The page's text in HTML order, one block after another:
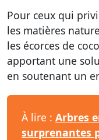
Pour ceux qui
les matières
les écorces de
apportant une
en soutenant un
À lire : Arbres
surprenantes